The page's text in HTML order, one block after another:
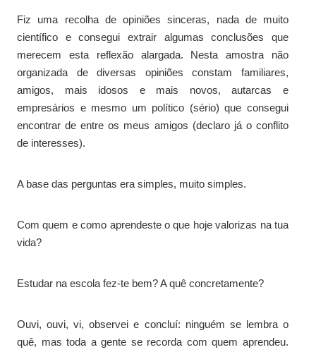
Fiz uma recolha de opiniões sinceras, nada de muito
científico e consegui extrair algumas conclusões que
merecem esta reflexão alargada. Nesta amostra não
organizada de diversas opiniões constam familiares,
amigos, mais idosos e mais novos, autarcas e
empresários e mesmo um político (sério) que consegui
encontrar de entre os meus amigos (declaro já o conflito
de interesses).
A base das perguntas era simples, muito simples.
Com quem e como aprendeste o que hoje valorizas na tua
vida?
Estudar na escola fez-te bem? A quê concretamente?
Ouvi, ouvi, vi, observei e concluí: ninguém se lembra o
quê, mas toda a gente se recorda com quem aprendeu.